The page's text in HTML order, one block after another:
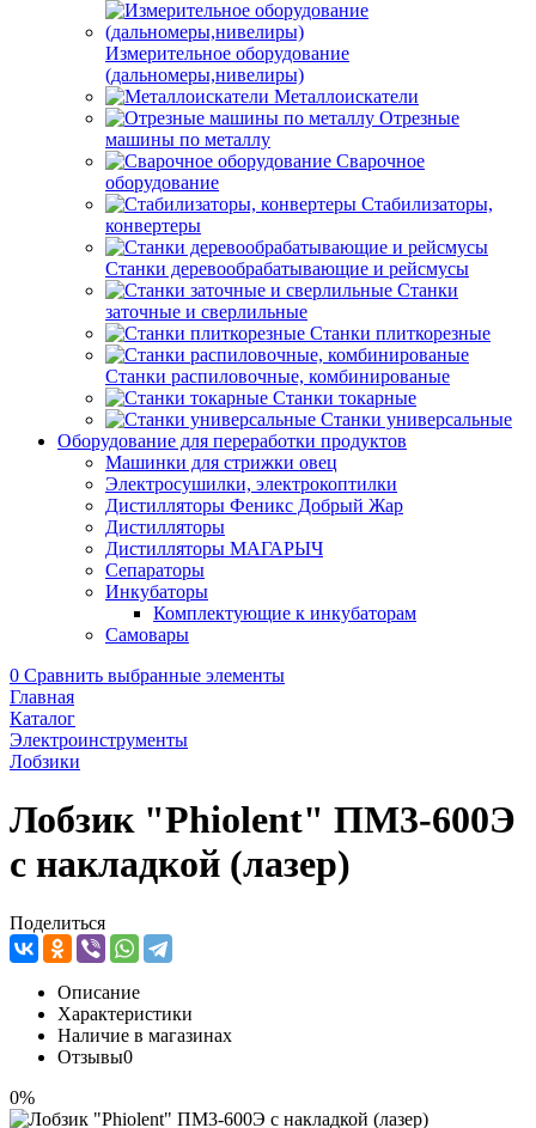
Измерительное оборудование
(дальномеры,нивелиры)
Металлоискатели
Отрезные
машины по металлу
Сварочное
оборудование
Стабилизаторы,
конвертеры
Станки деревообрабатывающие и рейсмусы
Станки
заточные и сверлильные
Станки плиткорезные
Станки распиловочные, комбинированые
Станки токарные
Станки универсальные
Оборудование для переработки продуктов
Машинки для стрижки овец
Электросушилки, электрокоптилки
Дистилляторы Феникс Добрый Жар
Дистилляторы
Дистилляторы МАГАРЫЧ
Сепараторы
Инкубаторы
Комплектующие к инкубаторам
Самовары
0 Сравнить выбранные элементы
Главная
Каталог
Электроинструменты
Лобзики
Лобзик "Phiolent" ПМ3-600Э
с накладкой (лазер)
Поделиться
Описание
Характеристики
Наличие в магазинах
Отзывы0
0%